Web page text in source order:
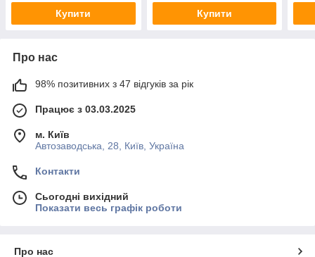
Купити
чорно-синій
Купити
Про нас
98% позитивних з 47 відгуків за рік
Працює з 03.03.2025
м. Київ
Автозаводська, 28, Київ, Україна
Контакти
Сьогодні вихідний
Показати весь графік роботи
Про нас